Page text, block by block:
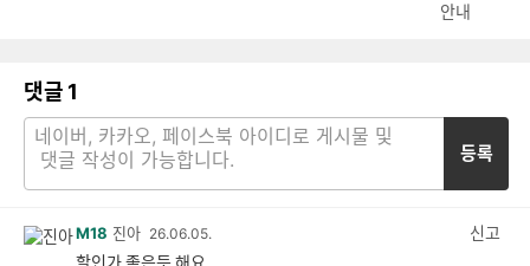
안내
댓글 1
등록
M18 진아 26.06.05.
신고